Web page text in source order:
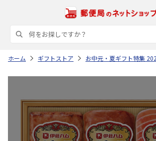
ホーム ギフトストア お中元・夏ギフト特集